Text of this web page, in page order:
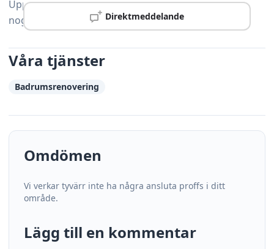
Direktmeddelande
Upplands Väsby tack vare gedigen kompetens och
noggrann yrkesskicklighet.
Våra tjänster
Badrumsrenovering
Omdömen
Vi verkar tyvärr inte ha några ansluta proffs i ditt
område.
Lägg till en kommentar